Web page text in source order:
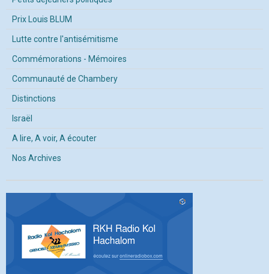
Prix Louis BLUM
Lutte contre l'antisémitisme
Commémorations - Mémoires
Communauté de Chambery
Distinctions
Israël
A lire, A voir, A écouter
Nos Archives